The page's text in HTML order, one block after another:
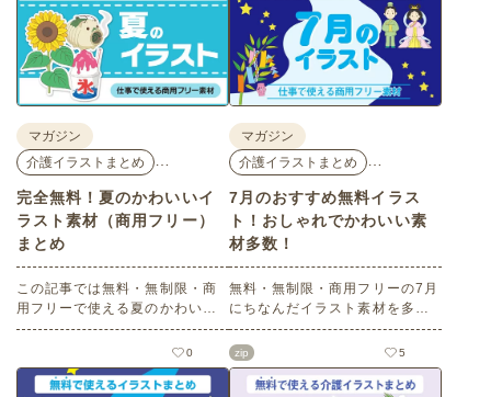
マガジン
介護イラストまとめ
完全無料！夏のかわいいイ
ラスト素材（商用フリー）
まとめ
この記事では無料・無制限・商
用フリーで使える夏のかわいい
イラスト素材を多数ご紹介いた
します。夏の花であるひまわり
や朝顔、夏祭り、花火、七夕な
ど夏ならではのかわいいイラス
0
マガジン
介護イラストまとめ
7月のおすすめ無料イラス
ト！おしゃれでかわいい素
材多数！
無料・無制限・商用フリーの7月
にちなんだイラスト素材を多数
ご紹介します。どれも印刷に適
した解像度で、点数制限なしで
自由に使える素材ばかり♪どなた
でもご利用いただけます！ぜひ
zip 5